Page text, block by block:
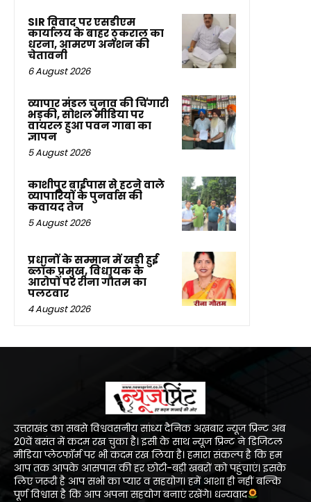
SIR विवाद पर एसडीएम
कार्यालय के बाहर ठुकराल का
धरना, आमरण अनशन की
चेतावनी
6 August 2026
व्यापार मंडल चुनाव की चिंगारी
भड़की, सोशल मीडिया पर
वायरल हुआ पवन गाबा का
ज्ञापन
5 August 2026
काशीपुर बाईपास से हटने वाले
व्यापारियों के पुनर्वास की
कवायद तेज
5 August 2026
प्रधानों के सम्मान में खड़ी हुई
ब्लॉक प्रमुख, विधायक के
आरोपों पर रीना गौतम का
पलटवार
4 August 2026
उत्तराखंड का सबसे विश्ववसनीय सांध्य दैनिक अख़बार न्यूज प्रिन्ट अब
20वें बसंत में कदम रख चुका है। इसी के साथ न्यूज प्रिन्ट ने डिजिटल
मीडिया प्लेटफॉर्म पर भी कदम रख लिया है। हमारा संकल्प है कि हम
आप तक आपके आसपास की हर छोटी-बड़ी खबरों को पहुंचाएं। इसके
लिए जरूरी है आप सभी का प्यार व सहयोग। हमें आशा ही नहीं बल्कि
पूर्ण विश्वास है कि आप अपना सहयोग बनाएं रखेंगे। धन्यवाद